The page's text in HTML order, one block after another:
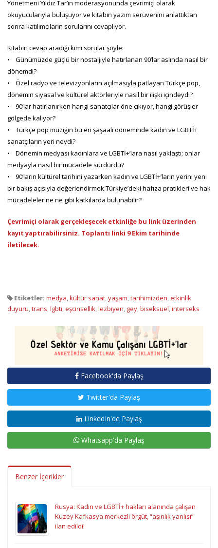
Yönetmeni Yıldız Tar’ın moderasyonunda çevrimiçi olarak
okuyucularıyla buluşuyor ve kitabın yazım serüvenini anlattıktan
sonra katılımcıların sorularını cevaplıyor.
Kitabın cevap aradığı kimi sorular şöyle:
• Günümüzde güçlü bir nostaljiyle hatırlanan 90’lar aslında nasıl bir
dönemdi?
• Özel radyo ve televizyonların açılmasıyla patlayan Türkçe pop,
dönemin siyasal ve kültürel aktörleriyle nasıl bir ilişki içindeydi?
• 90’lar hatırlanırken hangi sanatçılar öne çıkıyor, hangi görüşler
gölgede kalıyor?
• Türkçe pop müziğin bu en şaşaalı döneminde kadın ve LGBTİ+
sanatçıların yeri neydi?
• Dönemin medyası kadınlara ve LGBTİ+’lara nasıl yaklaştı; onlar
medyayla nasıl bir mücadele sürdürdü?
• 90’ların kültürel tarihini yazarken kadın ve LGBTİ+’ların yerini yeni
bir bakış açısıyla değerlendirmek Türkiye’deki hafıza pratikleri ve hak
mücadelelerine ne gibi katkılarda bulunabilir?
Çevrimiçi olarak gerçekleşecek etkinliğe bu link üzerinden
kayıt yaptırabilirsiniz. Toplantı linki 9 Ekim tarihinde
iletilecek.
Etiketler: medya,kültür sanat,yaşam,tarihimizden,etkinlik
duyuru,trans,lgbti,eşcinsellik,lezbiyen, gey,biseksüel,interseks
Facebook'da Paylaş
Twitter'da Paylaş
LinkedIn'de Paylaş
Whatsapp'da Paylaş
Benzer İçerikler
Rusya: Kadın ve LGBTİ+ hakları alanında çalışan
Kuzey Kafkasya merkezli örgüt, “aşırılık yanlısı”
ilan edildi!